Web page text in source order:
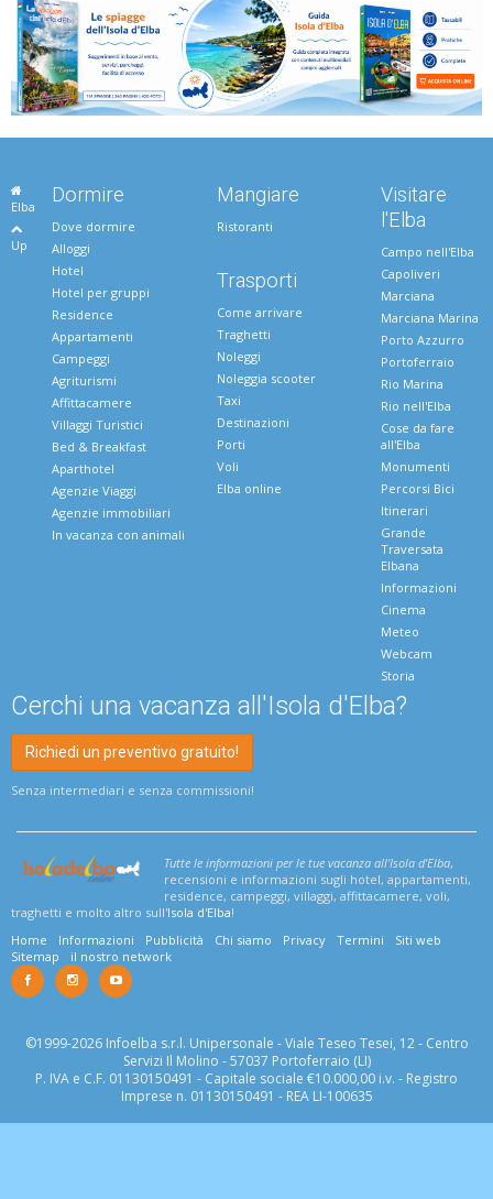
Elba
Up
Dormire
Dove dormire
Alloggi
Hotel
Hotel per gruppi
Residence
Appartamenti
Campeggi
Agriturismi
Affittacamere
Villaggi Turistici
Bed & Breakfast
Aparthotel
Agenzie Viaggi
Agenzie immobiliari
In vacanza con animali
Mangiare
Ristoranti
Trasporti
Come arrivare
Traghetti
Noleggi
Noleggia scooter
Taxi
Destinazioni
Porti
Voli
Elba online
Visitare
l'Elba
Campo nell'Elba
Capoliveri
Marciana
Marciana Marina
Porto Azzurro
Portoferraio
Rio Marina
Rio nell'Elba
Cose da fare
all'Elba
Monumenti
Percorsi Bici
Itinerari
Grande
Traversata
Elbana
Informazioni
Cinema
Meteo
Webcam
Storia
Cerchi una vacanza all'Isola d'Elba?
Richiedi un preventivo gratuito!
Senza intermediari e senza commissioni!
Tutte le informazioni per le tue vacanza all'Isola d'Elba,
recensioni e informazioni sugli hotel, appartamenti,
residence, campeggi, villaggi, affittacamere, voli,
traghetti e molto altro sull'Isola d'Elba!
Home
Informazioni Pubblicità Chi siamo Privacy Termini
Siti web
Sitemap
il nostro network
©1999-2026 Infoelba s.r.l. Unipersonale - Viale Teseo Tesei, 12 - Centro
Servizi Il Molino - 57037 Portoferraio (LI)
P. IVA e C.F. 01130150491 - Capitale sociale €10.000,00 i.v. - Registro
Imprese n. 01130150491 - REA LI-100635